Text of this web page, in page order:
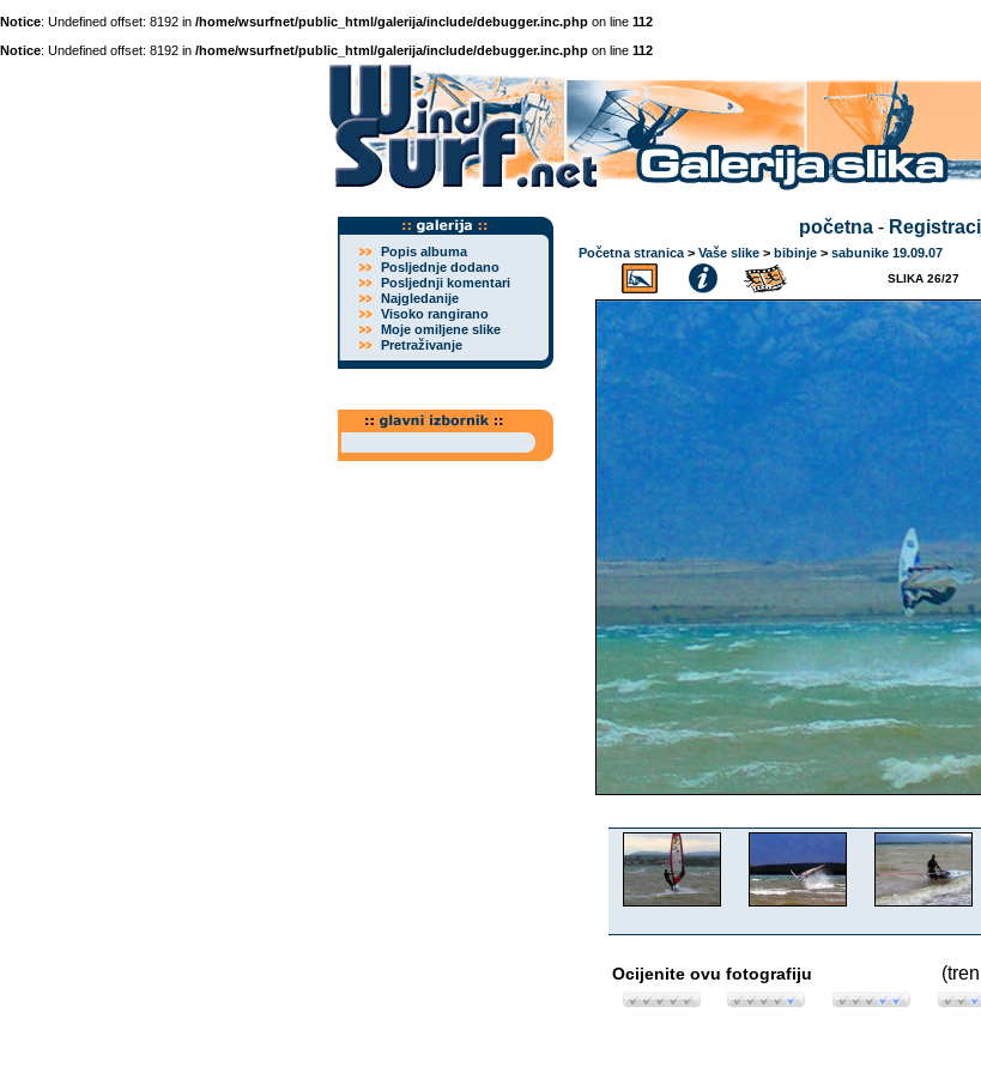
Notice: Undefined offset: 8192 in /home/wsurfnet/public_html/galerija/include/debugger.inc.php on line 112
Notice: Undefined offset: 8192 in /home/wsurfnet/public_html/galerija/include/debugger.inc.php on line 112
Popis albuma
Posljednje dodano
Posljednji komentari
Najgledanije
Visoko rangirano
Moje omiljene slike
Pretraživanje
početna-
Početna stranica > Vaše slike > bibinje > sabunike 19.09.07
SLIKA 26/27
Ocijenite ovu fotografiju